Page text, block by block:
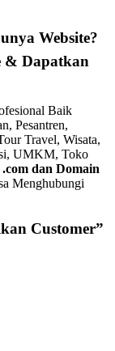
Website?
& Dapatkan
Baik
Pesantren,
Travel, Wisata,
UMKM, Toko
dan Domain
Menghubungi
Customer”